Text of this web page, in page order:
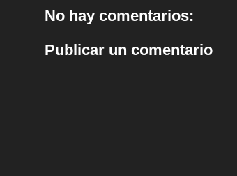
No hay comentarios:
Publicar un comentario